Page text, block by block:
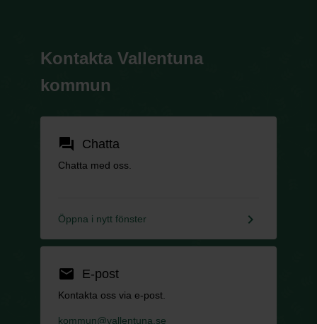
Kontakta Vallentuna
kommun
forum Chatta
Chatta med oss.
Öppna i nytt fönster keyboard_arrow_right
email E-post
Kontakta oss via e-post.
kommun@vallentuna.se